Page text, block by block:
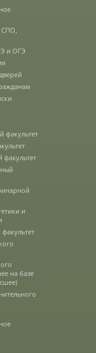
в АПК"
СПО,
и ОГЭ
факультет
и
на базе